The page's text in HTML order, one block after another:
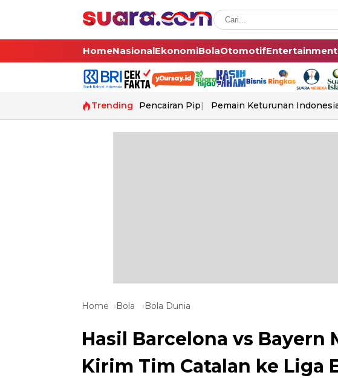
HomeNasionalEkonomiBolaOtomotifEntertainment
Trending Pencairan Pip Pemain Keturunan
Home Bola Bola Dunia
Hasil Barcelona vs Bayern
Kirim Tim Catalan ke Liga